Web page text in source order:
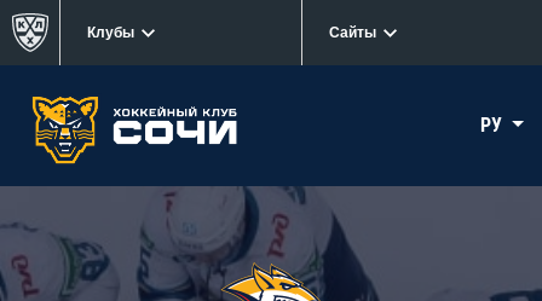
Клубы Сайты
РУ